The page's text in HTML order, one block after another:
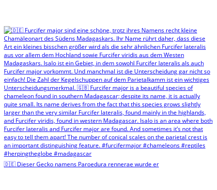
🇩🇪 Dieser Gecko namens Paroedura rennerae wurde er